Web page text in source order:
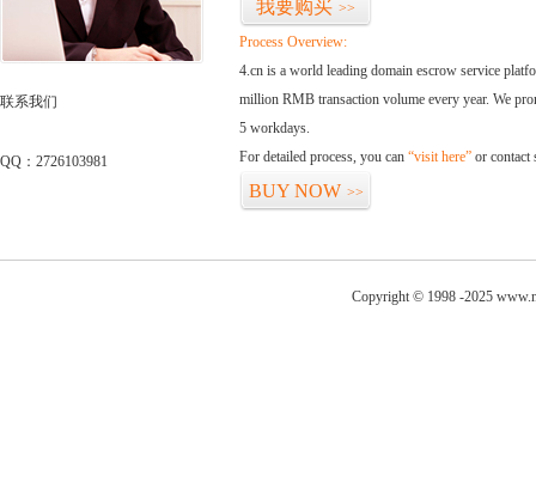
联系我们
QQ：2726103981
我要购买 >>
Process Overview:
4.cn is a world leading domain escrow service
million RMB transaction volume every year. We
5 workdays.
For detailed process, you can “visit here” or contact
BUY NOW >>
Copyright © 1998 -2025